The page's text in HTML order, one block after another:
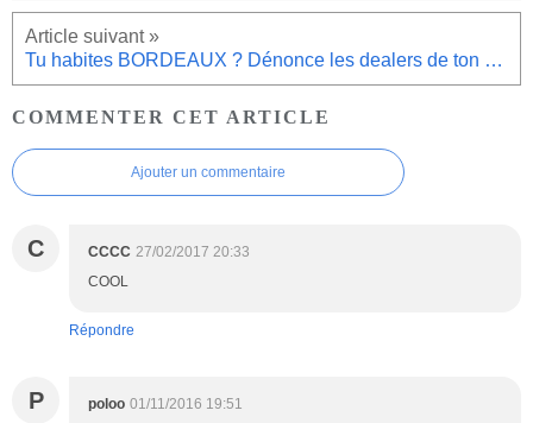
Tu habites BORDEAUX ? Dénonce les dealers de ton quartier.
COMMENTER CET ARTICLE
Ajouter un commentaire
C CCCC 27/02/2017 20:33
COOL
Répondre
P poloo 01/11/2016 19:51